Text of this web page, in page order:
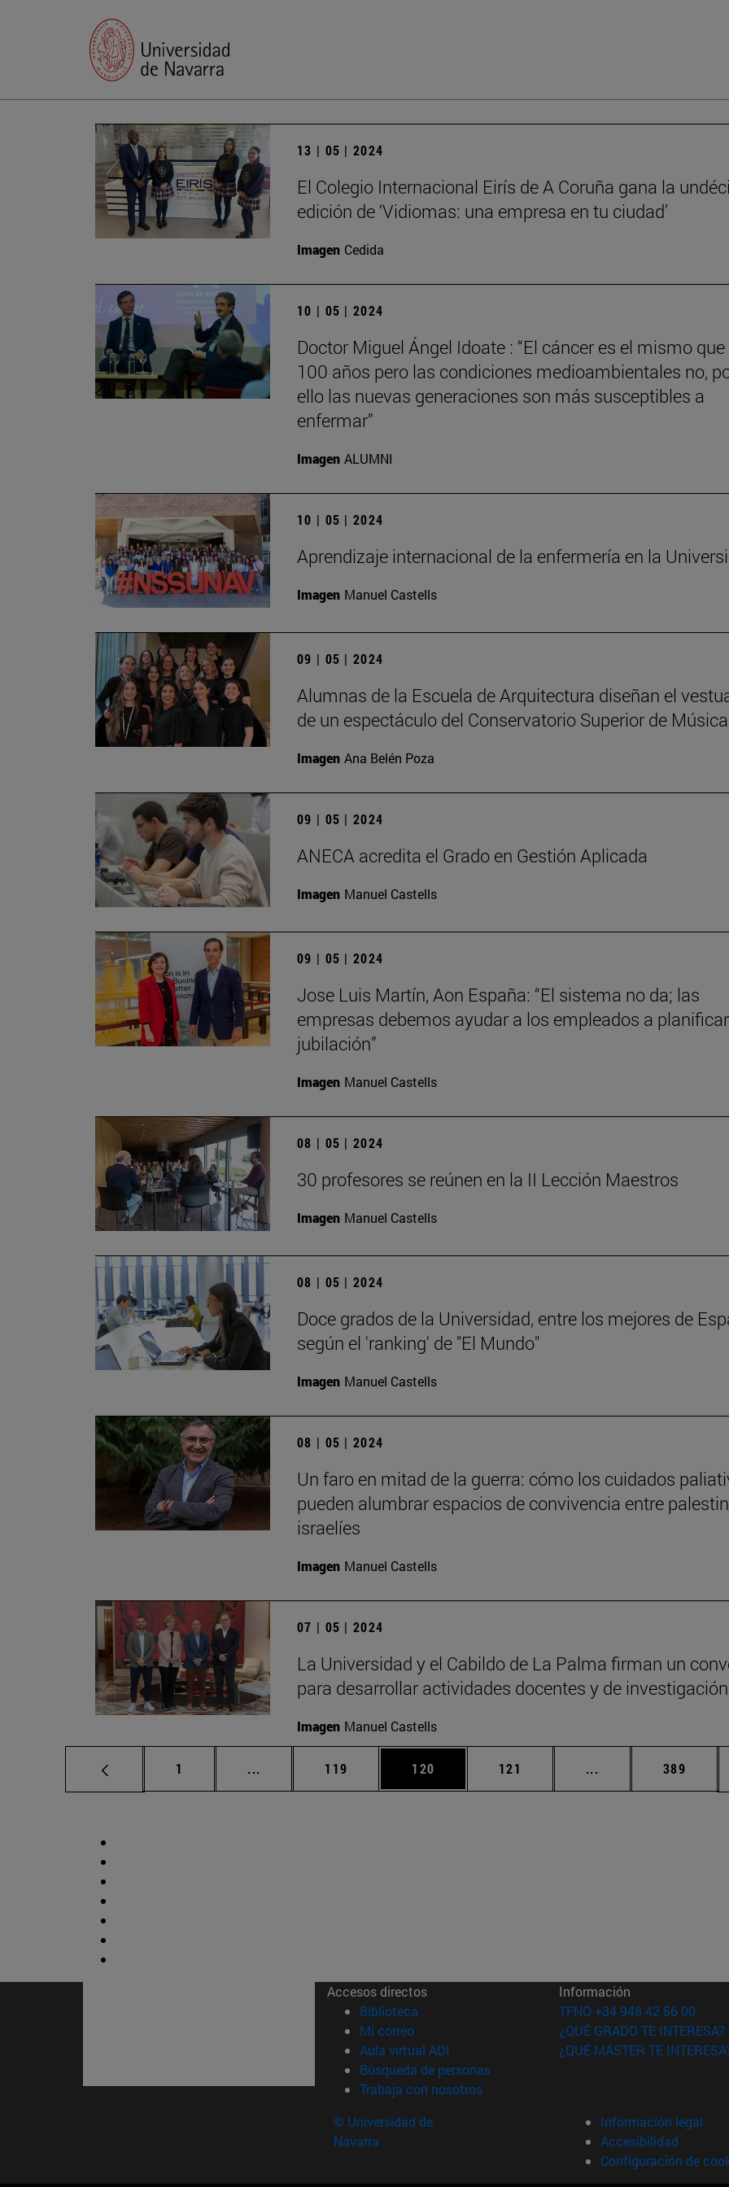
13 | 05 | 2024
El Colegio Internacional Eirís de A Coruña gana la
edición de ‘Vidiomas: una empresa en tu ciudad’
Imagen Cedida
10 | 05 | 2024
Doctor Miguel Ángel Idoate : “El cáncer es el mismo
100 años pero las condiciones medioambientales no,
ello las nuevas generaciones son más susceptibles a
enfermar”
Imagen ALUMNI
10 | 05 | 2024
Aprendizaje internacional de la enfermería en la
Imagen Manuel Castells
09 | 05 | 2024
Alumnas de la Escuela de Arquitectura diseñan el
de un espectáculo del Conservatorio Superior de Música
Imagen Ana Belén Poza
09 | 05 | 2024
ANECA acredita el Grado en Gestión Aplicada
Imagen Manuel Castells
09 | 05 | 2024
Jose Luis Martín, Aon España: “El sistema no da; las
empresas debemos ayudar a los empleados a
jubilación”
Imagen Manuel Castells
08 | 05 | 2024
30 profesores se reúnen en la II Lección Maestros
Imagen Manuel Castells
08 | 05 | 2024
Doce grados de la Universidad, entre los mejores de
según el 'ranking' de "El Mundo"
Imagen Manuel Castells
08 | 05 | 2024
Un faro en mitad de la guerra: cómo los cuidados
pueden alumbrar espacios de convivencia entre
israelíes
Imagen Manuel Castells
07 | 05 | 2024
La Universidad y el Cabildo de La Palma firman un
para desarrollar actividades docentes y de investigación
Imagen Manuel Castells
Página
1 ... Páginas intermedias Use TAB para desplazarse.
Página
119 Página
120 Página
121 ... Páginas Página
389
Accesos directos
Biblioteca (abre en nueva ventana)
Mi correo(abre en nueva ventana)
Aula virtual ADI (abre en nueva ventana)
Búsqueda de personas(abre en nueva ventana)
Trabaja con nosotros(abre en nueva ventana)
Información
TFNO +34 948 42 56 00
¿QUÉ GRADO TE INTERESA?
¿QUÉ MÁSTER TE
© Universidad de
Navarra
Información legal
Accesibilidad
Configuración de